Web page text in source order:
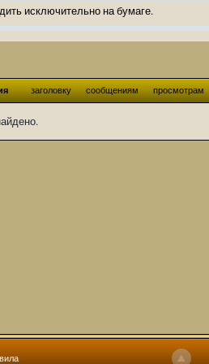
исключительно на бумаге.
и Ангелы из Ада были и будут только
Ангелов из Ада, а в электронном
какие, подскажите пожалуйста?)
аболетов на бусти:
раньше?
процесс не очень быстрый будет. Думаю
с телефона не очень удобно)
по ходу чтения правлю. Получается
заголовку сообщениям просмотрам